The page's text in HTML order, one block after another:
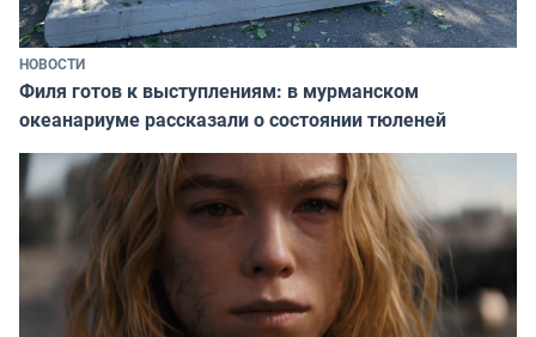
НОВОСТИ
Филя готов к выступлениям: в мурманском
океанариуме рассказали о состоянии тюленей